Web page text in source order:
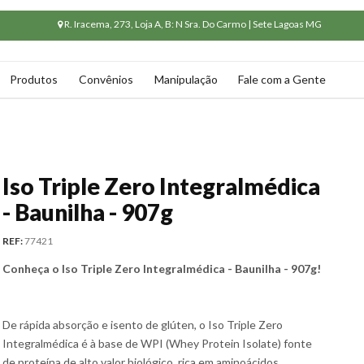
R. Iracema, 273, Loja A, B: N Sra. Do Carmo | Sete Lagoas MG
Produtos Convênios Manipulação Fale com a Gente
Iso Triple Zero Integralmédica
- Baunilha - 907g
REF:77421
Conheça o Iso Triple Zero Integralmédica - Baunilha - 907g!
De rápida absorção e isento de glúten, o Iso Triple Zero
Integralmédica é à base de WPI (Whey Protein Isolate) fonte